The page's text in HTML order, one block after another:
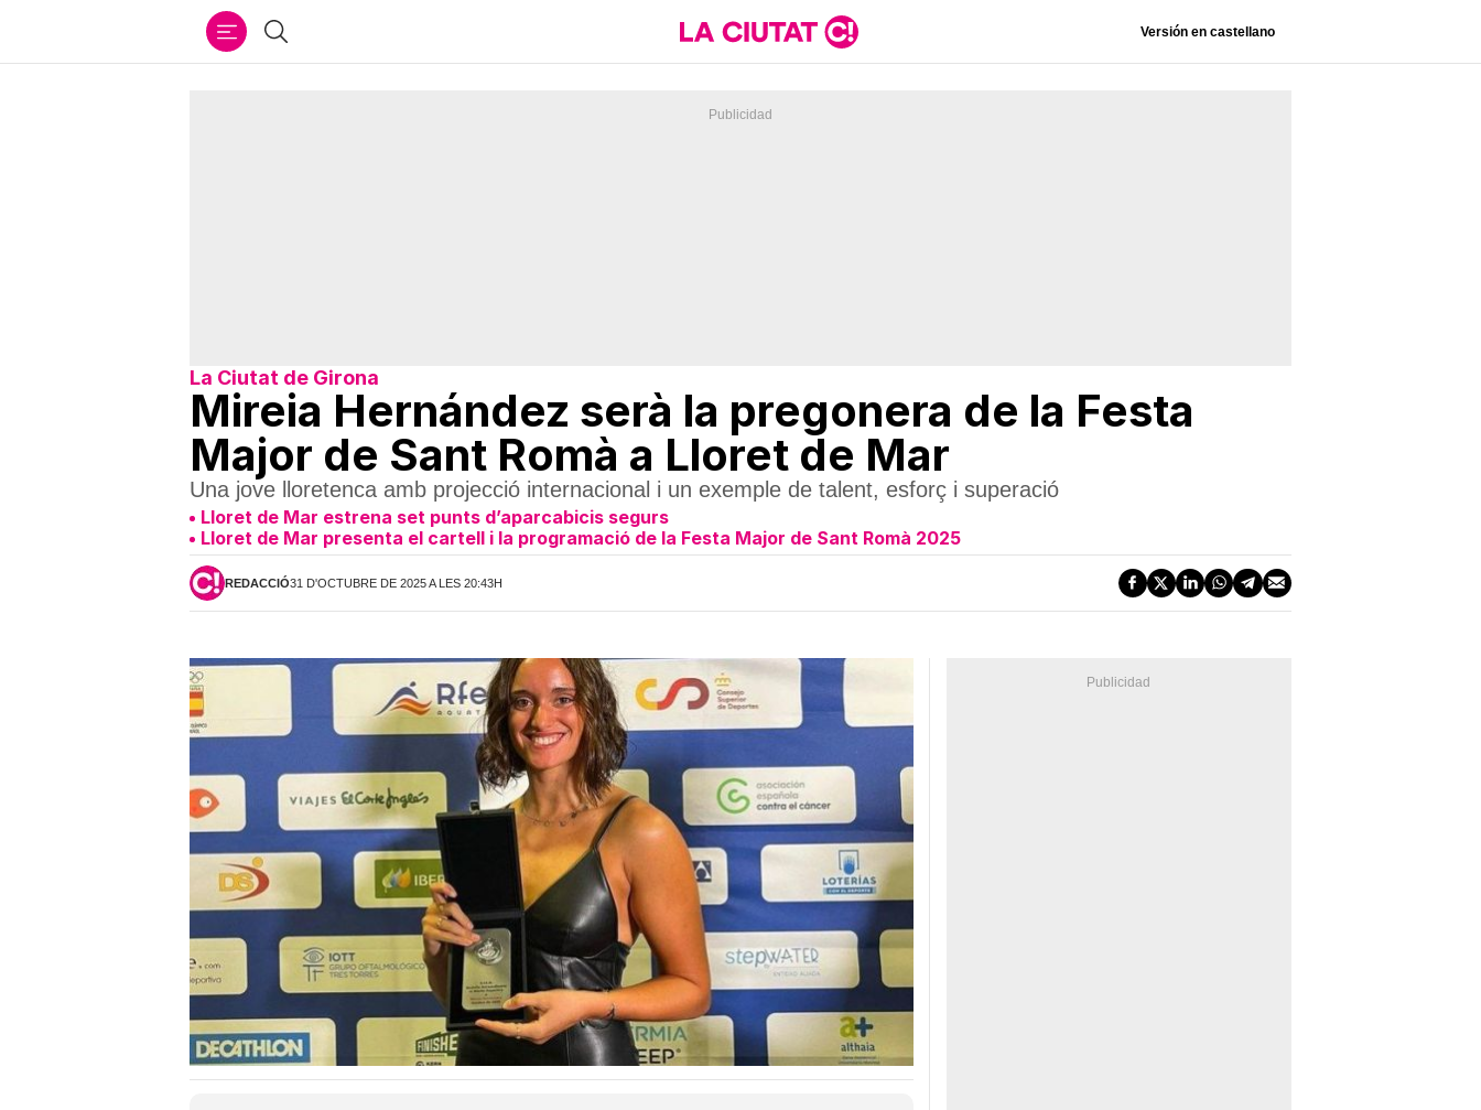
Cercar Versión en castellano
La Ciutat de Girona
Mireia Hernández serà la pregonera de la Festa
Major de Sant Romà a Lloret de Mar
Una jove lloretenca amb projecció internacional i un exemple de talent, esforç i superació
Lloret de Mar estrena set punts d’aparcabicis segurs
Lloret de Mar presenta el cartell i la programació de la Festa Major de Sant Romà 2025
REDACCIÓ31 D'OCTUBRE DE 2025 A LES 20:43H